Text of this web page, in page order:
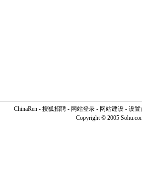
ChinaRen - 搜狐招聘 - 网站登录 - 网站建设 - 设置
Copyright © 2005